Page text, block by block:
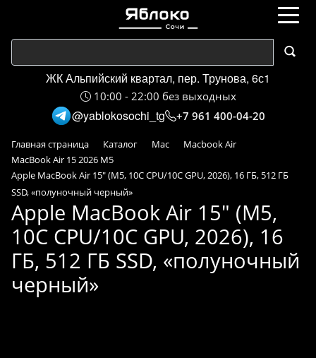
ЖК Альпийский квартал, пер. Трунова, 6с1
10:00 - 22:00 без выходных
@yablokosochi_tg +7 961 400-04-20
Главная страница Каталог Mac
Macbook Air
MacBook Air 15 2026 M5
Apple MacBook Air 15" (M5, 10C CPU/10C GPU, 2026), 16 ГБ, 512 ГБ
SSD, «полуночный черный»
Apple MacBook Air 15" (M5,
10C CPU/10C GPU, 2026), 16
ГБ, 512 ГБ SSD, «полуночный
черный»